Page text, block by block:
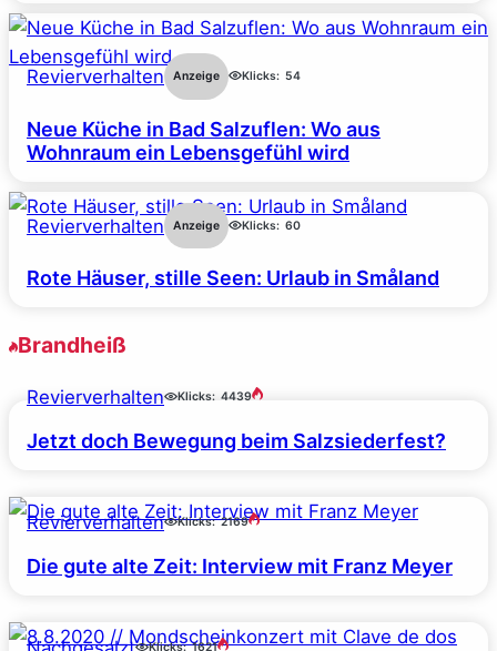
Revierverhalten Anzeige Klicks: 54
Neue Küche in Bad Salzuflen: Wo aus
Wohnraum ein Lebensgefühl wird
Revierverhalten Anzeige Klicks: 60
Rote Häuser, stille Seen: Urlaub in Småland
Brandheiß
Revierverhalten Klicks: 4439
Jetzt doch Bewegung beim Salzsiederfest?
Revierverhalten Klicks: 2169
Die gute alte Zeit: Interview mit Franz Meyer
Klicks: 1621